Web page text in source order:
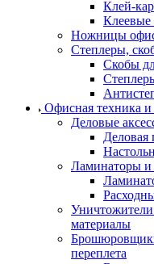
Клей-
Клеевые
Ножницы
Степлеры,
Скобы
Офисная техника
Деловые
Деловая
Ламинаторы и
материалы
переплета